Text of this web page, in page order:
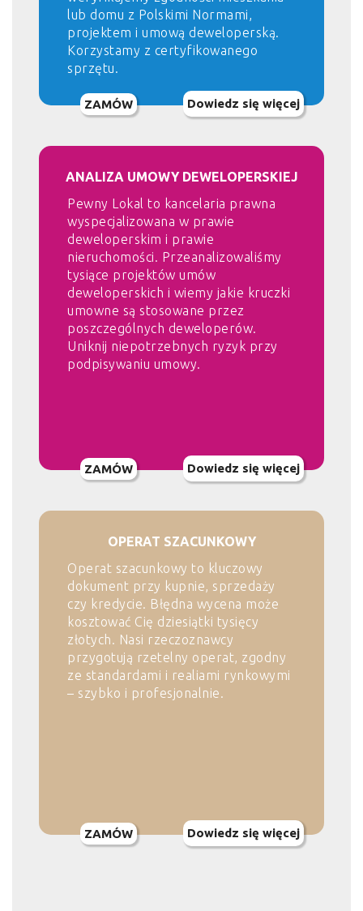
lub domu z Polskimi Normami,
projektem i umową deweloperską.
Korzystamy z certyfikowanego
sprzętu.
ZAMÓW Dowiedz się więcej
ANALIZA UMOWY DEWELOPERSKIEJ
Pewny Lokal to kancelaria prawna
wyspecjalizowana w prawie
deweloperskim i prawie
nieruchomości. Przeanalizowaliśmy
tysiące projektów umów
deweloperskich i wiemy jakie kruczki
umowne są stosowane przez
poszczególnych deweloperów.
Uniknij niepotrzebnych ryzyk przy
podpisywaniu umowy.
ZAMÓW Dowiedz się więcej
OPERAT SZACUNKOWY
Operat szacunkowy to kluczowy
dokument przy kupnie, sprzedaży
czy kredycie. Błędna wycena może
kosztować Cię dziesiątki tysięcy
złotych. Nasi rzeczoznawcy
przygotują rzetelny operat, zgodny
ze standardami i realiami rynkowymi
– szybko i profesjonalnie.
ZAMÓW Dowiedz się więcej